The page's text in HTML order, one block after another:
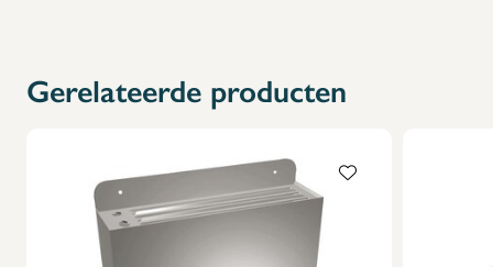
Gerelateerde producten